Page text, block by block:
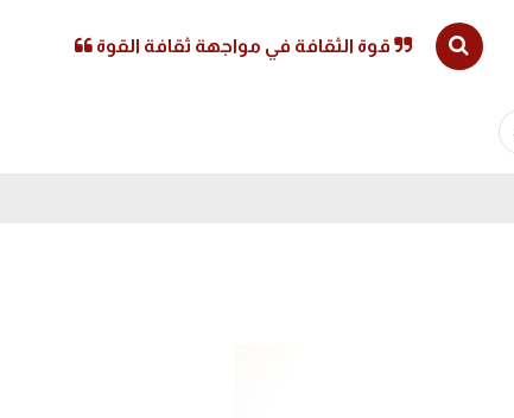
قوة الثقافة في مواجهة ثقافة القوة